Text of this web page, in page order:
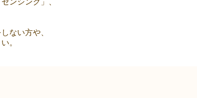
ンシンク」、
ない方や、
。